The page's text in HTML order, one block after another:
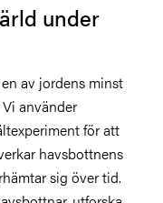
under
av jordens minst
använder
för att
havsbottnens
sig över tid.